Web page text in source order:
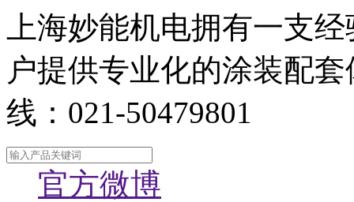
上海妙能机电拥有一支
户提供专业化的涂装配
线：021-50479801
官方微博